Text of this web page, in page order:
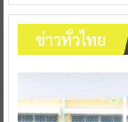
ข่าวทั่วไทย